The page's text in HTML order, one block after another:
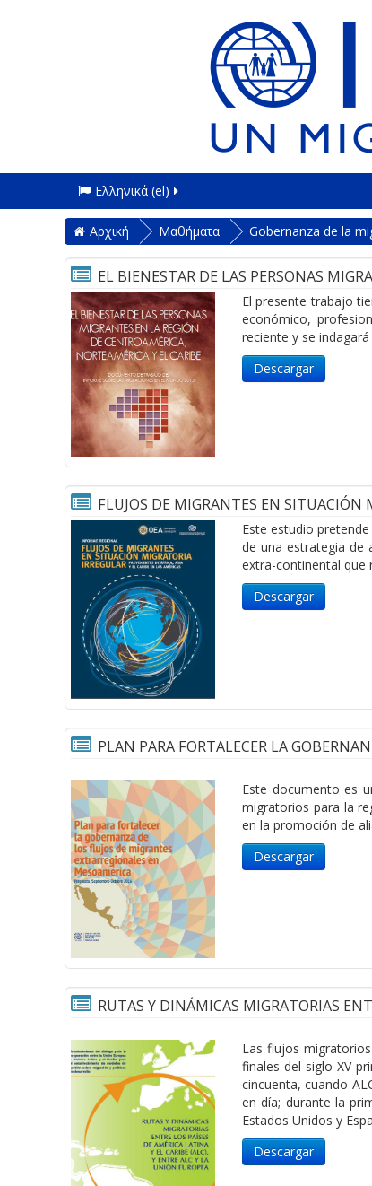
Ελληνικά ‎(el)‎
Αρχική Μαθήματα Gobernanza de la
EL BIENESTAR DE LAS PERSONAS
El presente trabajo
económico,
reciente y se
Descargar
FLUJOS DE MIGRANTES EN SITUACIÓN
Este estudio
de una estrategia de
extra-continental que
Descargar
PLAN PARA FORTALECER LA
Este documento es
migratorios para la
en la promoción de
Descargar
RUTAS Y DINÁMICAS MIGRATORIAS
Las flujos
finales del siglo XV
cincuenta, cuando
en día; durante la
Estados Unidos y
Descargar